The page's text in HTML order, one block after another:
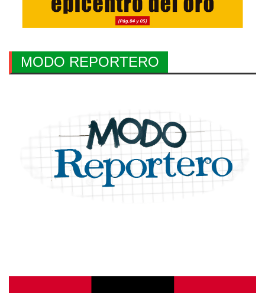
MODO REPORTERO